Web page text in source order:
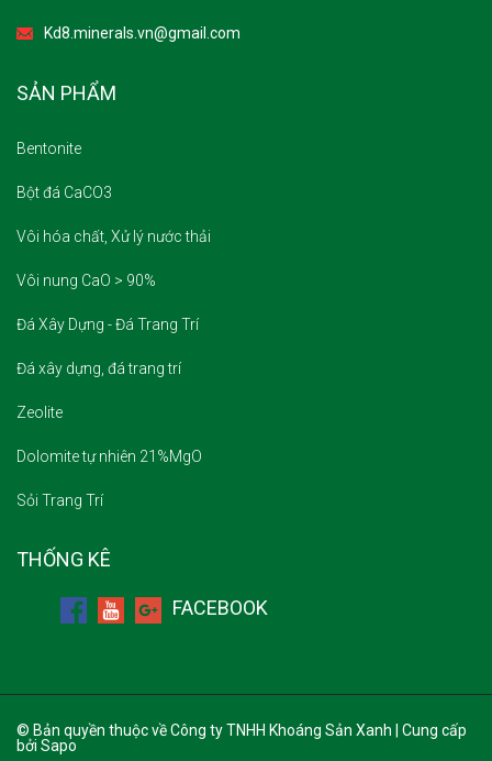
Kd8.minerals.vn@gmail.com
SẢN PHẨM
Bentonite
Bột đá CaCO3
Vôi hóa chất, Xử lý nước thải
Vôi nung CaO > 90%
Đá Xây Dựng - Đá Trang Trí
Đá xây dựng, đá trang trí
Zeolite
Dolomite tự nhiên 21%MgO
Sỏi Trang Trí
THỐNG KÊ
FACEBOOK
© Bản quyền thuộc về Công ty TNHH Khoáng Sản Xanh | Cung cấp
bởi Sapo